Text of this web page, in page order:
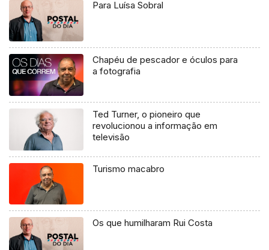
Para Luísa Sobral
Chapéu de pescador e óculos para
a fotografia
Ted Turner, o pioneiro que
revolucionou a informação em
televisão
Turismo macabro
Os que humilharam Rui Costa